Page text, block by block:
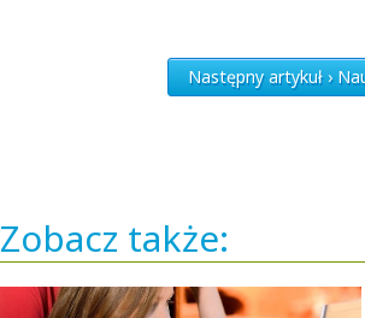
Następny artykuł ›
Zobacz także: